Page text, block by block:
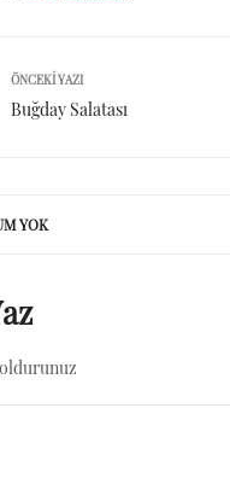
ÖNCEKI YAZI
Buğday Salatası
YOK